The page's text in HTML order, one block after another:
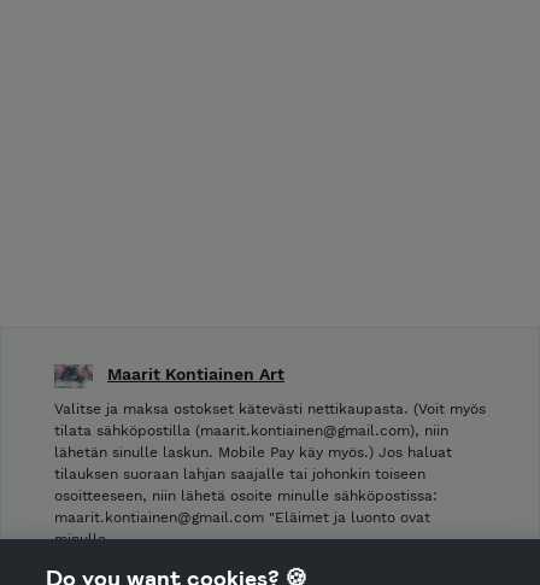
Maarit Kontiainen Art
Valitse ja maksa ostokset kätevästi nettikaupasta. (Voit myös
tilata sähköpostilla (maarit.kontiainen@gmail.com), niin
lähetän sinulle laskun. Mobile Pay käy myös.) Jos haluat
tilauksen suoraan lahjan saajalle tai johonkin toiseen
osoitteeseen, niin lähetä osoite minulle sähköpostissa:
maarit.kontiainen@gmail.com "Eläimet ja luonto ovat
minulle …
Shop Terms and Conditions
Do you want cookies? 🍪